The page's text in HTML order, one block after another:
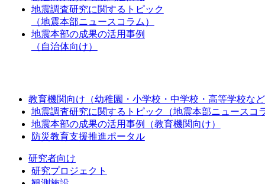
地震調査研究に関するトピック
（地震本部ニュースコラム）
地震本部の成果の活用事例
（自治体向け）
教育機関向け（幼稚園・小学校・中学校・高等学校な
地震調査研究に関するトピック（地震本部ニュースコ
地震本部の成果の活用事例（教育機関向け）
防災教育支援推進ポータル
研究者向け
研究プロジェクト